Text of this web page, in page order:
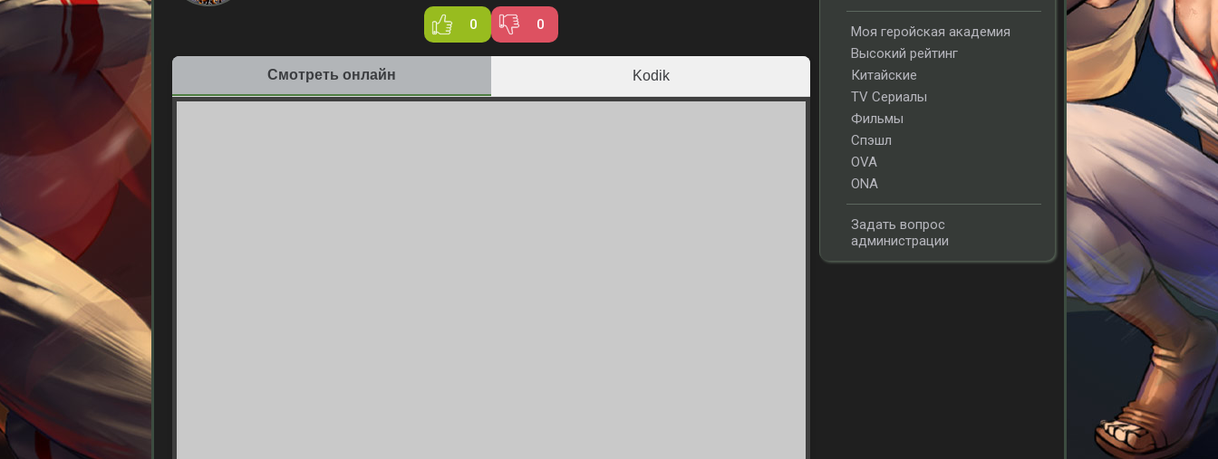
0 0
Смотреть онлайн Kodik
Моя геройская академия
Высокий рейтинг
Китайские
TV Сериалы
Фильмы
Спэшл
OVA
ONA
Задать вопрос
администрации